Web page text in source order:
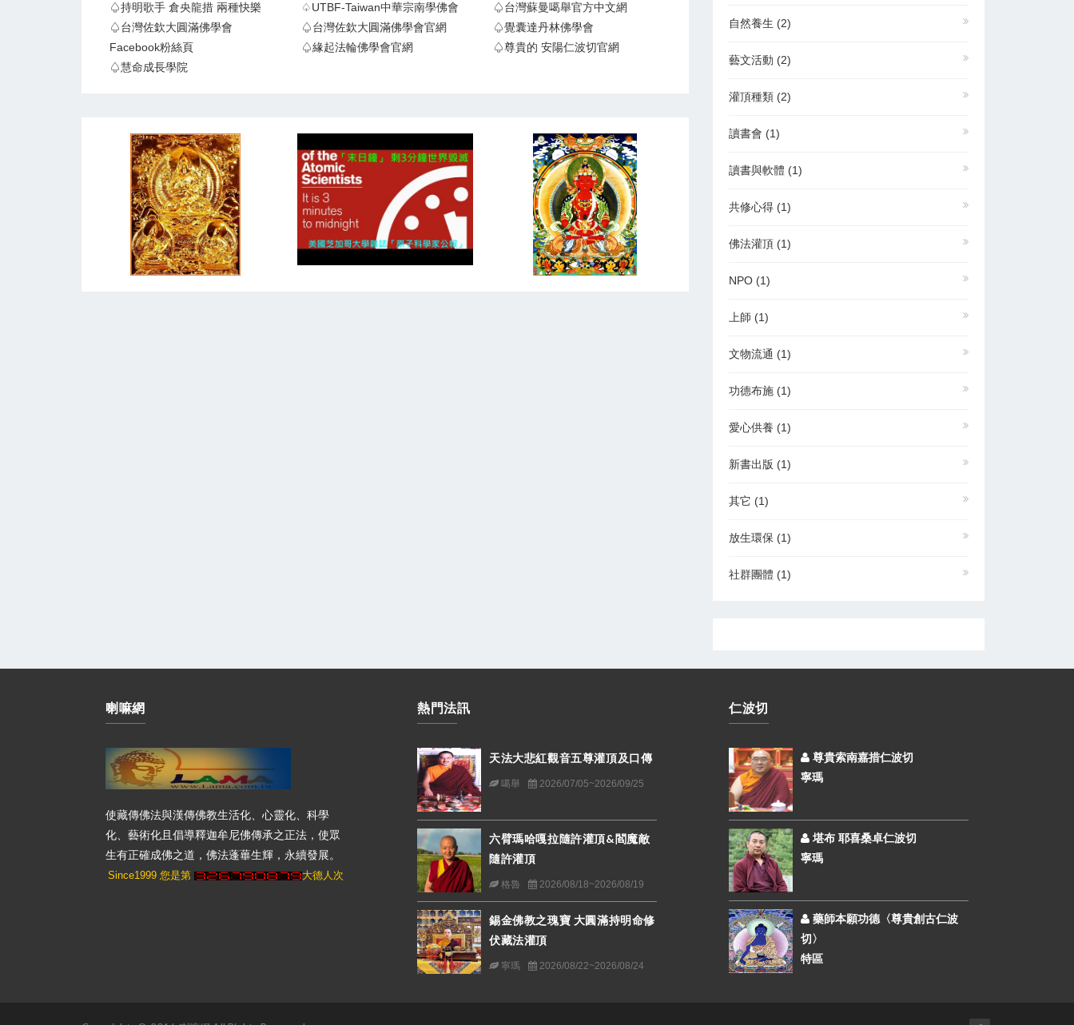
♤持明歌手 倉央龍措 兩種快樂 ♤UTBF-Taiwan中華宗南學佛會
♤台灣蘇曼噶舉官方中文網
♤台灣佐欽大圓滿佛學會
Facebook粉絲頁
♤台灣佐欽大圓滿佛學會官網
♤覺囊達丹林佛學會
♤緣起法輪佛學會官網
♤尊貴的 安陽仁波切官網
♤慧命成長學院
自然養生 (2)
藝文活動 (2)
灌頂種類 (2)
讀書會 (1)
讀書與軟體 (1)
共修心得 (1)
佛法灌頂 (1)
NPO (1)
上師 (1)
文物流通 (1)
功德布施 (1)
愛心供養 (1)
新書出版 (1)
其它 (1)
放生環保 (1)
社群團體 (1)
喇嘛網
使藏傳佛法與漢傳佛教生活化、心靈化、科學
化、藝術化且倡導釋迦牟尼佛傳承之正法，使眾
生有正確成佛之道，佛法蓬蓽生輝，永續發展。
Since1999 您是第 大德人次
熱門法訊
天法大悲紅觀音五尊灌頂及口傳
噶舉 2026/07/05~2026/09/25
六臂瑪哈嘎拉隨許灌頂&閻魔敵
隨許灌頂
格魯 2026/08/18~2026/08/19
錫金佛教之瑰寶 大圓滿持明命修
伏藏法灌頂
寧瑪 2026/08/22~2026/08/24
仁波切
尊貴索南嘉措仁波切
寧瑪
堪布 耶喜桑卓仁波切
寧瑪
藥師本願功德〈尊貴創古仁波
切〉
特區